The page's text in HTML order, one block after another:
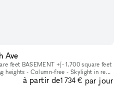
Ave
feet BASEMENT +/- 1,700 square feet
heights - Column-free - Skylight in rear
to maximize natural light - All uses considered FRONTAGE +/
à partir de1 734 € par jour